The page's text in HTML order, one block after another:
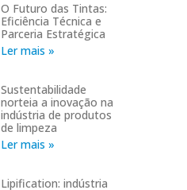
O Futuro das Tintas:
Eficiência Técnica e
Parceria Estratégica
Ler mais »
Sustentabilidade
norteia a inovação na
indústria de produtos
de limpeza
Ler mais »
Lipification: indústria